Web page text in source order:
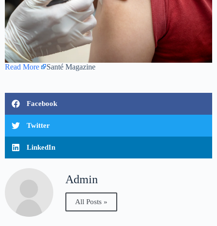
Read More Santé Magazine
Facebook
Twitter
LinkedIn
Admin
All Posts »